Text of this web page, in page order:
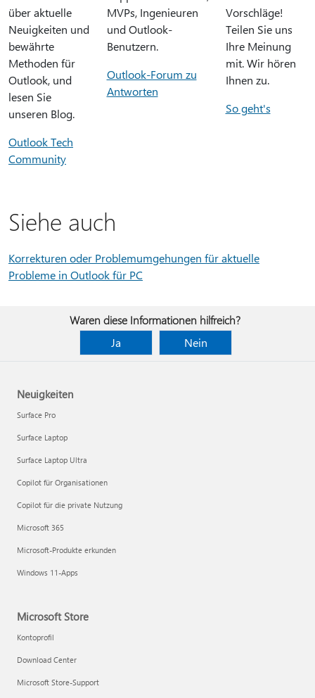
über aktuelle
Neuigkeiten und
bewährte
Methoden für
Outlook, und
lesen Sie
unseren Blog.
Outlook Tech
Community
MVPs, Ingenieuren
und Outlook-
Benutzern.
Outlook-Forum zu
Antworten
Vorschläge!
Teilen Sie uns
Ihre Meinung
mit. Wir hören
Ihnen zu.
So geht's
Siehe auch
Korrekturen oder Problemumgehungen für aktuelle
Probleme in Outlook für PC
Waren diese Informationen hilfreich?
Ja
Nein
Neuigkeiten
Surface Pro
Surface Laptop
Surface Laptop Ultra
Copilot für Organisationen
Copilot für die private Nutzung
Microsoft 365
Microsoft-Produkte erkunden
Windows 11-Apps
Microsoft Store
Kontoprofil
Download Center
Microsoft Store-Support